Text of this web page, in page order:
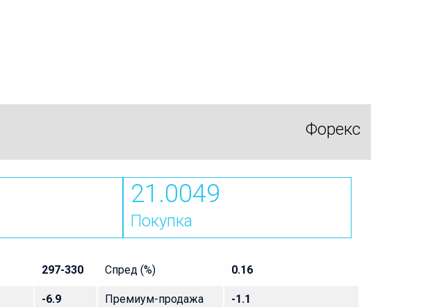
Форекс
21.0049
Покупка
297-330 Спред (%) 0.16
-6.9 Премиум-продажа -1.1